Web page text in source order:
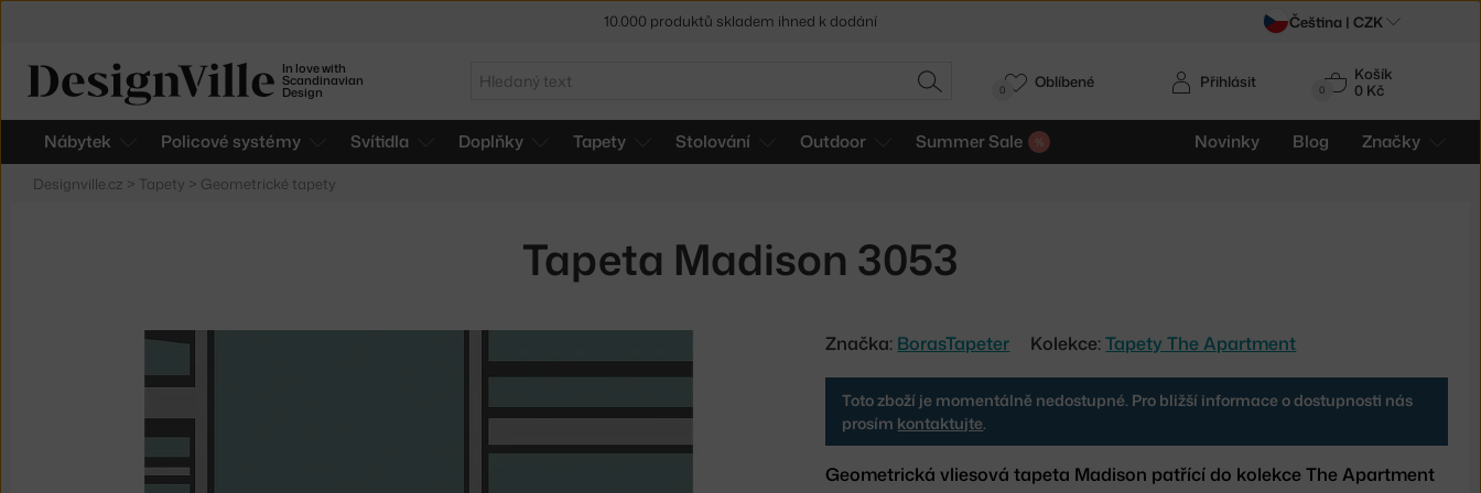
In love with
Scandinavian
Design
Hledat
HLEDAT 0
Košík
0 Kč
Nábytek Policové systémy Svítidla Doplňky Tapety Stolování Outdoor Summer Sale Novinky Blog Značky
Přihlásit
0 Oblíbené
Designville.cz > Tapety > Geometrické tapety
Tapeta Madison 3053
Značka: BorasTapeter Kolekce:Tapety The Apartment
Toto zboží je momentálně nedostupné. Pro bližší informace o dostupnosti nás
prosím kontaktujte.
Geometrická vliesová tapeta Madison patřící do kolekce The Apartment
10.000 produktů skladem ihned k dodání
Čeština | CZK